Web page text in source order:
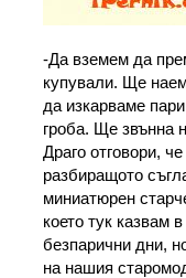
-Да вземем да
купували. Ще
да изкарваме
гроба. Ще звънна
Драго отговори,
разбиращото
миниатюрен
което тук казвам
безпарични дни,
на нашия